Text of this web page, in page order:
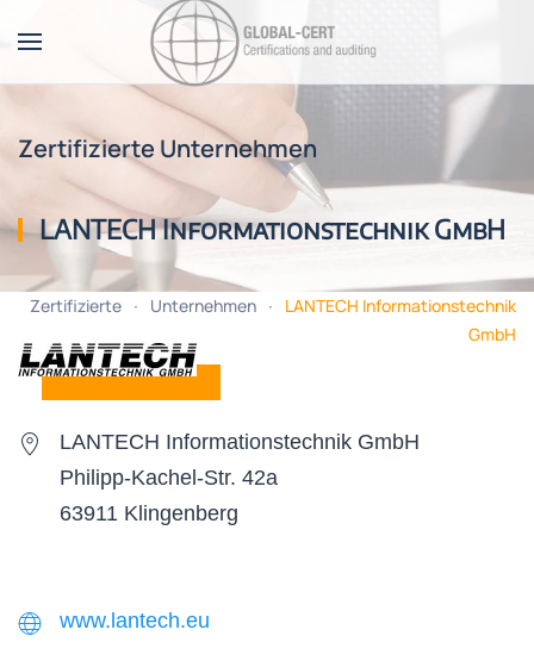
Zum Hauptinhalt springen
Zertifizierte Unternehmen
LANTECH Informationstechnik GmbH
Zertifizierte Unternehmen
LANTECH Informationstechnik
GmbH
LANTECH Informationstechnik GmbH
Philipp-Kachel-Str. 42a
63911 Klingenberg
www.lantech.eu